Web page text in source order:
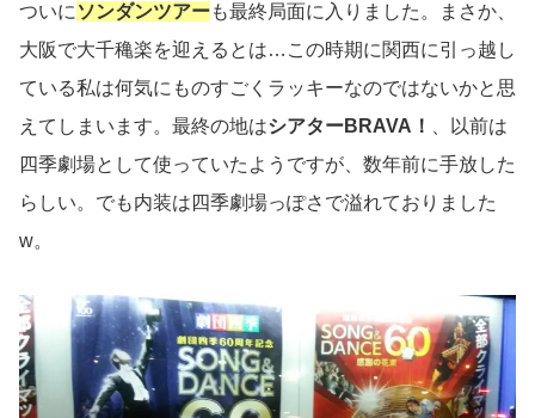
ついに ソンダンツアーも最終局面に入りました。まさか、
大阪で大千穐楽を迎えるとは…この時期に関西に引っ越し
ている私は何気にものすごくラッキーなのではないかと思
えてしまいます。最終の地はシアターBRAVA！
、以前は
四季劇場として使っていたようですが、数年前に手放した
らしい。でも内装は四季劇場っぽさで溢れておりました
w。